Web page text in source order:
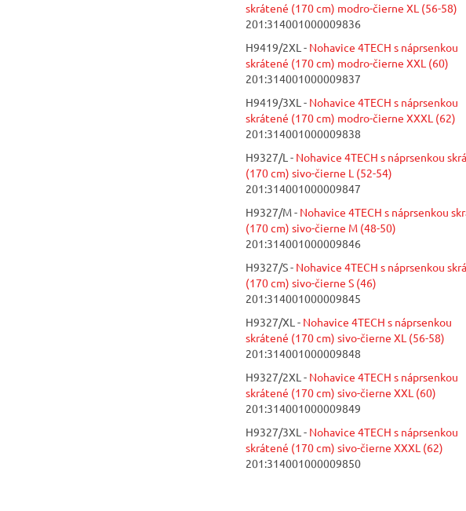
skrátené (170 cm) modro-čierne XL (56-58)
201:314001000009836
H9419/2XL - Nohavice 4TECH s náprsenkou
skrátené (170 cm) modro-čierne XXL (60)
201:314001000009837
H9419/3XL - Nohavice 4TECH s náprsenkou
skrátené (170 cm) modro-čierne XXXL (62)
201:314001000009838
H9327/L - Nohavice 4TECH s náprsenkou
(170 cm) sivo-čierne L (52-54)
201:314001000009847
H9327/M - Nohavice 4TECH s náprsenkou
(170 cm) sivo-čierne M (48-50)
201:314001000009846
H9327/S - Nohavice 4TECH s náprsenkou
(170 cm) sivo-čierne S (46)
201:314001000009845
H9327/XL - Nohavice 4TECH s náprsenkou
skrátené (170 cm) sivo-čierne XL (56-58)
201:314001000009848
H9327/2XL - Nohavice 4TECH s náprsenkou
skrátené (170 cm) sivo-čierne XXL (60)
201:314001000009849
H9327/3XL - Nohavice 4TECH s náprsenkou
skrátené (170 cm) sivo-čierne XXXL (62)
201:314001000009850